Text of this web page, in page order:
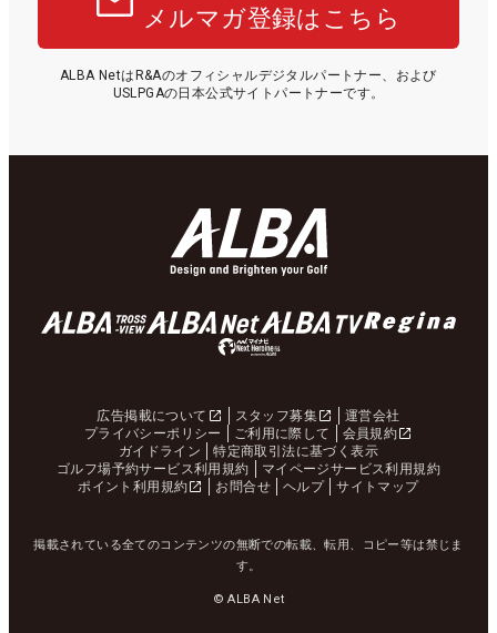
メルマガ登録はこちら
ALBA NetはR&Aのオフィシャルデジタルパートナー、および
USLPGAの日本公式サイトパートナーです。
広告掲載について スタッフ募集
運営会社
プライバシーポリシー
ご利用に際して
会員規約
ガイドライン
特定商取引法に基づく表示
ゴルフ場予約サービス利用規約
マイページサービス利用規約
ポイント利用規約
お問合せ ヘルプ サイトマップ
掲載されている全てのコンテンツの無断での転載、転用、コピー等は禁じま
す。
© ALBA Net